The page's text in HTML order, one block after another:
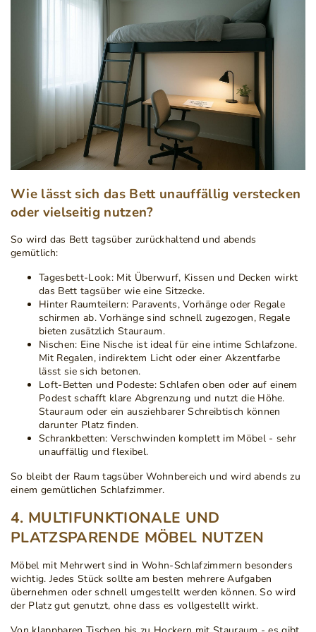
Wie lässt sich das Bett unauffällig verstecken
oder vielseitig nutzen?
So wird das Bett tagsüber zurückhaltend und abends
gemütlich:
Tagesbett-Look:Mit Überwurf, Kissen und Decken wirkt
das Bett tagsüber wie eine Sitzecke.
Hinter Raumteilern: Paravents, Vorhänge oder Regale
schirmen ab. Vorhänge sind schnell zugezogen, Regale
bieten zusätzlich Stauraum.
Nischen: Eine Nische ist ideal für eine intime Schlafzone.
Mit Regalen, indirektem Licht oder einer Akzentfarbe
lässt sie sich betonen.
Loft-Betten und Podeste:Schlafen oben oder auf einem
Podest schafft klare Abgrenzung und nutzt die Höhe.
Stauraum oder ein ausziehbarer Schreibtisch können
darunter Platz finden.
Schrankbetten: Verschwinden komplett im Möbel - sehr
unauffällig und flexibel.
So bleibt der Raum tagsüber Wohnbereich und wird abends zu
einem gemütlichen Schlafzimmer.
4. MULTIFUNKTIONALE UND
PLATZSPARENDE MÖBEL NUTZEN
Möbel mit Mehrwert sind in Wohn-Schlafzimmern besonders
wichtig. Jedes Stück sollte am besten mehrere Aufgaben
übernehmen oder schnell umgestellt werden können. So wird
der Platz gut genutzt, ohne dass es vollgestellt wirkt.